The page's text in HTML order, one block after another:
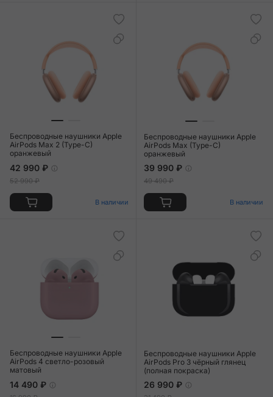
Беспроводные наушники Apple
AirPods Max 2 (Type-C)
оранжевый
42 990 ₽
52 990 ₽
В наличии
Беспроводные наушники Apple
AirPods Max (Type-C)
оранжевый
39 990 ₽
49 490 ₽
В наличии
Беспроводные наушники Apple
AirPods 4 светло-розовый
матовый
14 490 ₽
Беспроводные наушники Apple
AirPods Pro 3 чёрный глянец
(полная покраска)
26 990 ₽